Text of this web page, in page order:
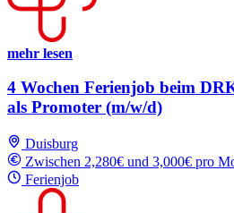
mehr lesen
4 Wochen Ferienjob beim
als Promoter (m/w/d)
Duisburg
Zwischen 2,280€ und 3,000€ pro
Ferienjob